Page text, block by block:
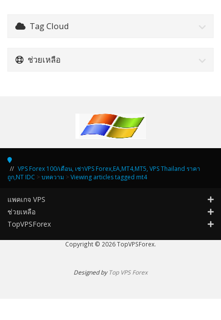
Tag Cloud
ช่วยเหลือ
VPS Forex 100/เดือน, เช่าVPS Forex,EA,MT4,MT5, VPS Thailand ราคา
ถูก,NT IDC > บทความ > Viewing articles tagged mt4
แพคเกจ VPS
ช่วยเหลือ
TopVPSForex
Copyright © 2026 TopVPSForex.
Designed byTop VPS Forex